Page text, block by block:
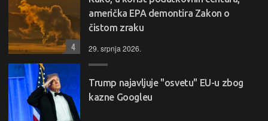
američka EPA demontira Zakon o
čistom zraku
29. srpnja 2026.
4
Trump najavljuje "osvetu" EU-u zbog
kazne Googleu